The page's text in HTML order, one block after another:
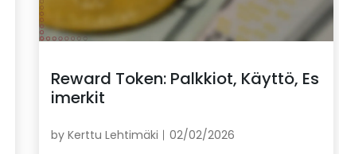
Reward Token: Palkkiot, Käyttö, Es
imerkit
by Kerttu Lehtimäki
02/02/2026